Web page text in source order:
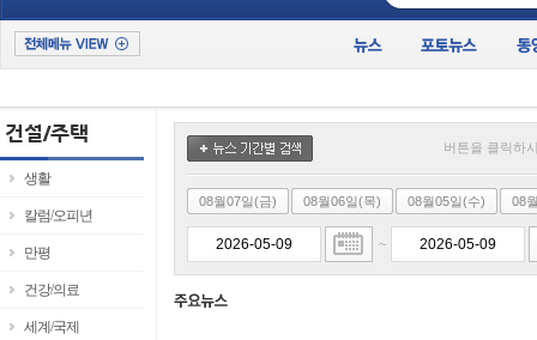
생활
칼럼/오피년
만평
건강/의료
세계/국제
버튼을 클릭하
08월07일(금) 08월06일(목) 08월05일(수) 08
~